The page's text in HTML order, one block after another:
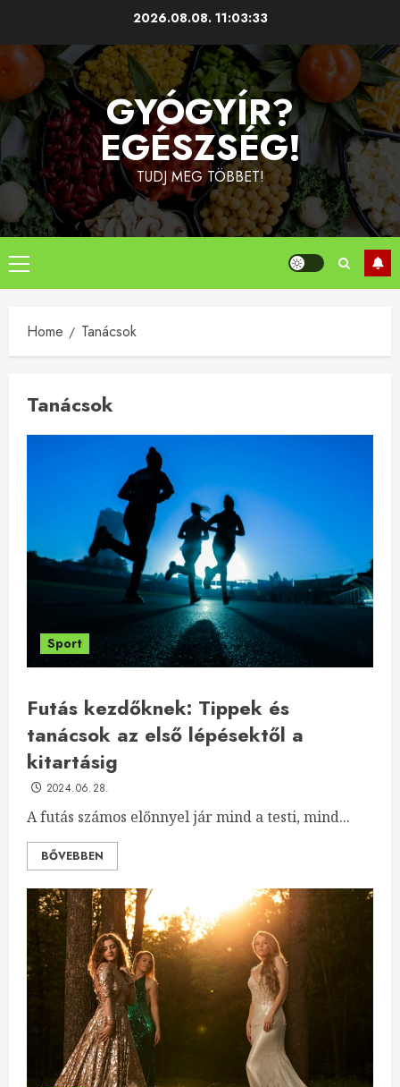
content
2026.08.08. 11:03:33
GYÓGYÍR?
EGÉSZSÉG!
TUDJ MEG TÖBBET!
Primary
Menu
Home Tanácsok
Tanácsok
Sport
Futás kezdőknek: Tippek és
tanácsok az első lépésektől a
kitartásig
2024.06.28.
A futás számos előnnyel jár mind a testi, mind...
BŐVEBBEN